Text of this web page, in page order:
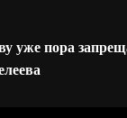
уже пора